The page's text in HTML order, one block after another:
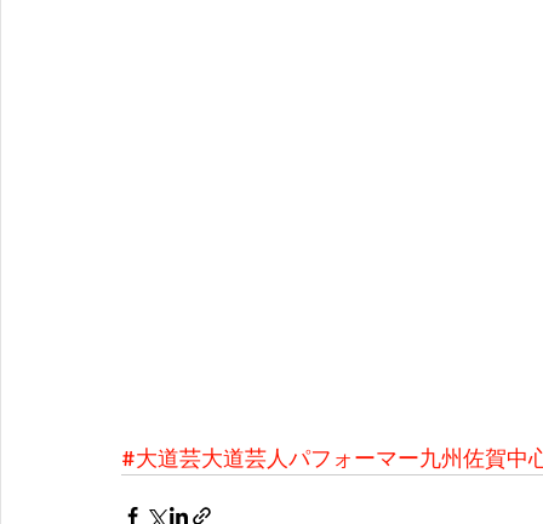
#大道芸大道芸人パフォーマー九州佐賀中